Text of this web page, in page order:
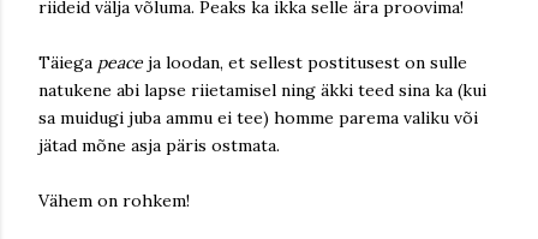
riideid välja võluma. Peaks ka ikka selle ära proovima!
Täiega peace ja loodan, et sellest postitusest on sulle
natukene abi lapse riietamisel ning äkki teed sina ka (kui
sa muidugi juba ammu ei tee) homme parema valiku või
jätad mõne asja päris ostmata.
Vähem on rohkem!